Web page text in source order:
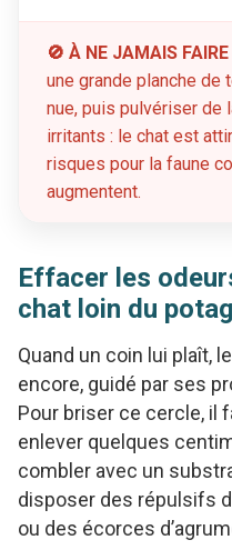
🚫 À NE JAMAIS FAIRE
une grande planche
nue, puis pulvériser de
irritants : le chat est
risques pour la faune
augmentent.
Effacer les
chat loin du
Quand un coin lui plaît,
encore, guidé par ses
Pour briser ce cercle, il
enlever quelques
combler avec un
disposer des répulsifs
ou des écorces